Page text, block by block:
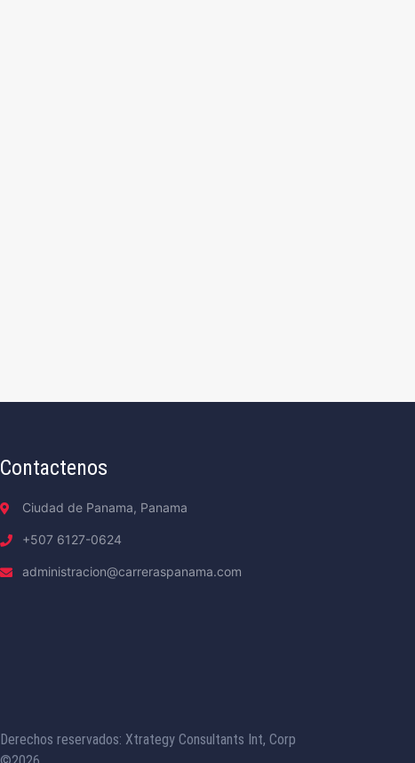
Contactenos
Ciudad de Panama, Panama
+507 6127-0624
administracion@carreraspanama.com
Derechos reservados: Xtrategy Consultants Int, Corp